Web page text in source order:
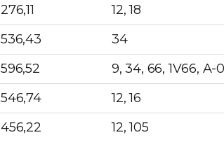
276,11
12, 18
536,43
34
596,52
9, 34, 66, 1V66, A-
546,74
12, 16
456,22
12, 105